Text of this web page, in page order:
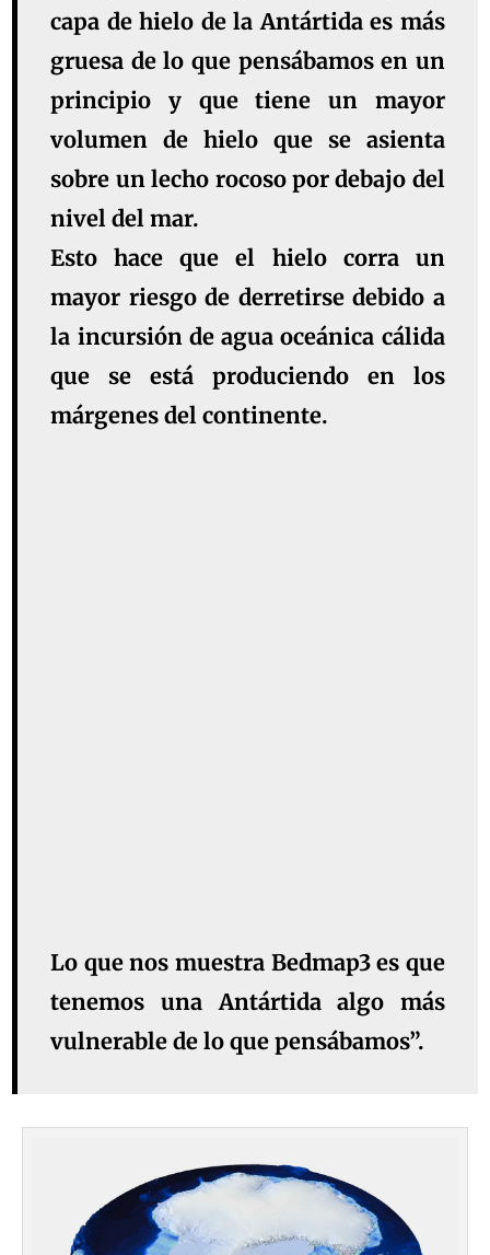
capa de hielo de la Antártida es más
gruesa de lo que pensábamos en un
principio y que tiene un mayor
volumen de hielo que se asienta
sobre un lecho rocoso por debajo del
nivel del mar.
Esto hace que el hielo corra un
mayor riesgo de derretirse debido a
la incursión de agua oceánica cálida
que se está produciendo en los
márgenes del continente.
Lo que nos muestra Bedmap3 es que
tenemos una Antártida algo más
vulnerable de lo que pensábamos”.